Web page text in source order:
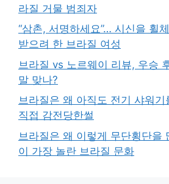
라질 거물 범죄자
“삼촌, 서명하세요”… 시신을 휠
받으려 한 브라질 여성
브라질 vs 노르웨이 리뷰, 우승
말 맞나?
브라질은 왜 아직도 전기 샤워기
직접 감전당한썰
브라질은 왜 이렇게 무단횡단을
이 가장 놀란 브라질 문화